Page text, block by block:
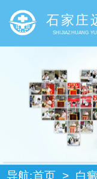
石家庄
SHIJIAZHUANG
导航:首页 > 白